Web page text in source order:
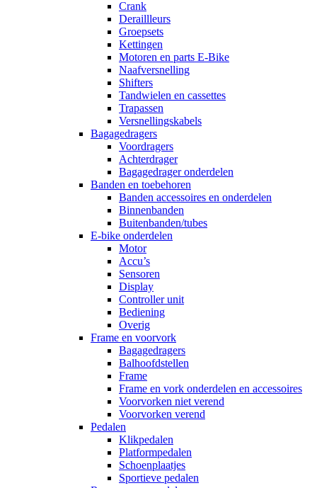
Crank
Deraillleurs
Groepsets
Kettingen
Motoren en parts E-Bike
Naafversnelling
Shifters
Tandwielen en cassettes
Trapassen
Versnellingskabels
Bagagedragers
Voordragers
Achterdrager
Bagagedrager onderdelen
Banden en toebehoren
Banden accessoires en onderdelen
Binnenbanden
Buitenbanden/tubes
E-bike onderdelen
Motor
Accu’s
Sensoren
Display
Controller unit
Bediening
Overig
Frame en voorvork
Bagagedragers
Balhoofdstellen
Frame
Frame en vork onderdelen en accessoires
Voorvorken niet verend
Voorvorken verend
Pedalen
Klikpedalen
Platformpedalen
Schoenplaatjes
Sportieve pedalen